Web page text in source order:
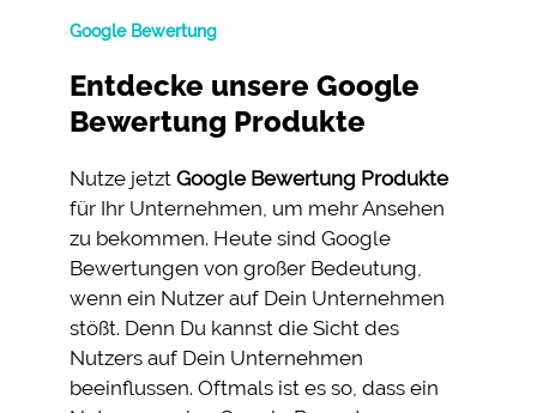
Google Bewertung
Entdecke unsere Google
Bewertung Produkte
Nutze jetztGoogle Bewertung Produkte
für Ihr Unternehmen, um mehr Ansehen
zu bekommen. Heute sind Google
Bewertungen von großer Bedeutung,
wenn ein Nutzer auf Dein Unternehmen
stößt. Denn Du kannst die Sicht des
Nutzers auf Dein Unternehmen
beeinflussen. Oftmals ist es so, dass ein